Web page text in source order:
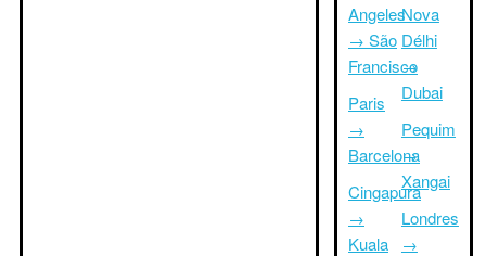
Angeles
→ São
Francisco
Paris
→
Barcelona
Cingapura
→
Kuala
Nova
Délhi
→
Dubai
Pequim
→
Xangai
Londres
→